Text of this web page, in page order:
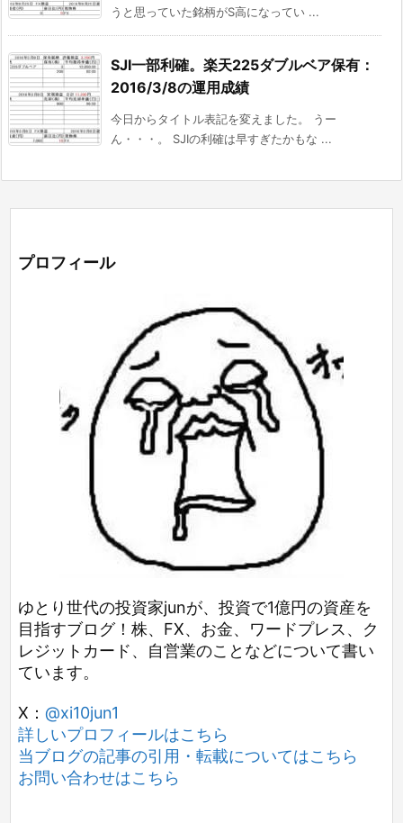
うと思っていた銘柄がS高になってい ...
SJI一部利確。楽天225ダブルベア保有：
2016/3/8の運用成績
今日からタイトル表記を変えました。 うー
ん・・・。 SJIの利確は早すぎたかもな ...
プロフィール
ゆとり世代の投資家junが、投資で1億円の資産を
目指すブログ！株、FX、お金、ワードプレス、ク
レジットカード、自営業のことなどについて書い
ています。
X： @xi10jun1
詳しいプロフィールはこちら
当ブログの記事の引用・転載についてはこちら
お問い合わせはこちら